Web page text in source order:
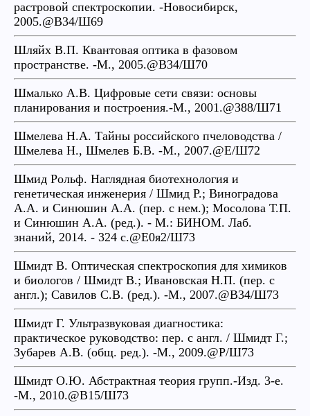
растровой спектроскопии. -Новосибирск,
2005.@В34/Ш69
Шляйх В.П. Квантовая оптика в фазовом
пространстве. -М., 2005.@В34/Ш70
Шмалько А.В. Цифровые сети связи: основы
планирования и построения.-М., 2001.@З88/Ш71
Шмелева Н.А. Тайны российского пчеловодства /
Шмелева Н., Шмелев Б.В. -М., 2007.@Е/Ш72
Шмид Рольф. Наглядная биотехнология и
генетическая инженерия / Шмид Р.; Виноградова
А.А. и Синюшин А.А. (пер. с нем.); Мосолова Т.П.
и Синюшин А.А. (ред.). - М.: БИНОМ. Лаб.
знаний, 2014. - 324 с.@Е0я2/Ш73
Шмидт В. Оптическая спектроскопия для химиков
и биологов / Шмидт В.; Ивановская Н.П. (пер. с
англ.); Савилов С.В. (ред.). -М., 2007.@В34/Ш73
Шмидт Г. Ультразвуковая диагностика:
практическое руководство: пер. с англ. / Шмидт Г.;
Зубарев А.В. (общ. ред.). -М., 2009.@Р/Ш73
Шмидт О.Ю. Абстрактная теория групп.-Изд. 3-е.
-М., 2010.@В15/Ш73